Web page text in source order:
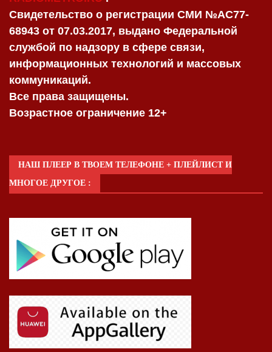
Свидетельство о регистрации СМИ №AC77-
68943 от 07.03.2017, выдано Федеральной
службой по надзору в сфере связи,
информационных технологий и массовых
коммуникаций.
Все права защищены.
Возрастное ограничение 12+
НАШ ПЛЕЕР В ТВОЕМ ТЕЛЕФОНЕ + ПЛЕЙЛИСТ И
МНОГОЕ ДРУГОЕ :